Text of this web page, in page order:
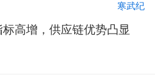
寒武纪
高增，供应链优势凸显